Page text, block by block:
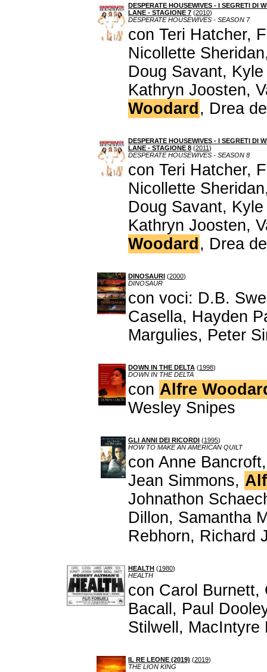
DESPERATE HOUSEWIVES - I SEGRETI DI
LANE - STAGIONE 7 (2010)
DESPERATE HOUSEWIVES - SEASON 7
con Teri Hatcher,
Nicollette
Doug Savant,
Kathryn Joosten,
Woodard , Drea
DESPERATE HOUSEWIVES - I SEGRETI DI
LANE - STAGIONE 8 (2011)
DESPERATE HOUSEWIVES - SEASON 8
con Teri Hatcher,
Nicollette
Doug Savant,
Kathryn Joosten,
Woodard , Drea
DINOSAURI (2000)
DINOSAUR
con voci: D.B.
Casella, Hayden
Margulies, Peter
DOWN IN THE DELTA (1998)
DOWN IN THE DELTA
con Alfre
Wesley Snipes
GLI ANNI DEI RICORDI (1995)
HOW TO MAKE AN AMERICAN QUILT
con Anne
Jean Simmons,
Johnathon
Dillon, Samantha
Rebhorn, Richard
HEALTH (1980)
HEALTH
con Carol Burnett,
Bacall, Paul
Stilwell,
IL RE LEONE (2019) (2019)
THE LION KING